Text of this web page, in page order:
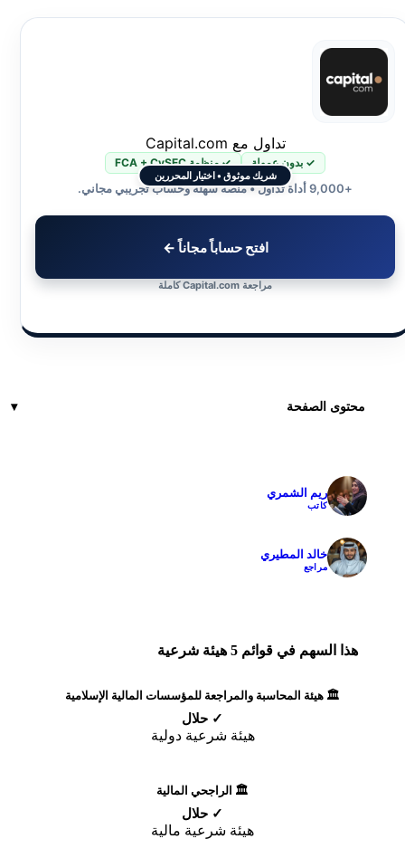
شريك موثوق • اختيار المحررين
تداول مع Capital.com
✓ بدون عمولة ✓ منظمة FCA + CySEC
+9,000 أداة تداول • منصة سهلة وحساب تجريبي مجاني.
افتح حساباً مجاناً ←
مراجعة Capital.com كاملة
محتوى الصفحة
ريم الشمري
كاتب
خالد المطيري
مراجع
هذا السهم في قوائم 5 هيئة شرعية
🏛️ هيئة المحاسبة والمراجعة للمؤسسات المالية الإسلامية
✓ حلال
هيئة شرعية دولية
🏛️ الراجحي المالية
✓ حلال
هيئة شرعية مالية